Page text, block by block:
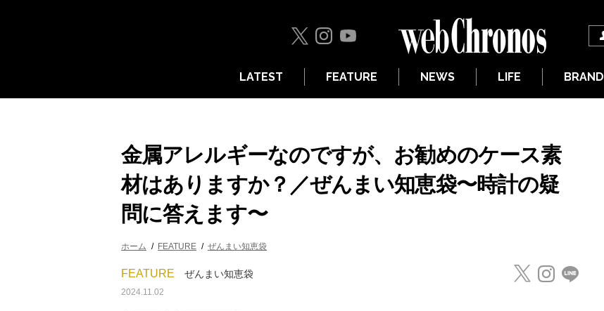
LATEST FEATURE NEWS LIFE BRAND
金属アレルギーなのですが、お勧めのケース素
材はありますか？／ぜんまい知恵袋〜時計の疑
問に答えます〜
ホーム FEATURE ぜんまい知恵袋
FEATURE ぜんまい知恵袋
2024.11.02